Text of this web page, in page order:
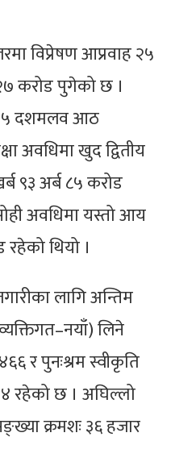
विप्रेषण आप्रवाह २५
करोड पुगेको छ ।
१५ दशमलव आठ
अवधिमा खुद द्वितीय
९३ अर्ब ८५ करोड
अवधिमा यस्तो आय
थियो ।
लागि अन्तिम
लिने
र पुनःश्रम स्वीकृति
रहेको छ । अघिल्लो
क्रमशः ३६ हजार